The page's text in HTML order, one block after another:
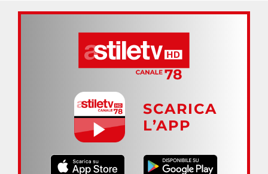
SCARICA
L’APP